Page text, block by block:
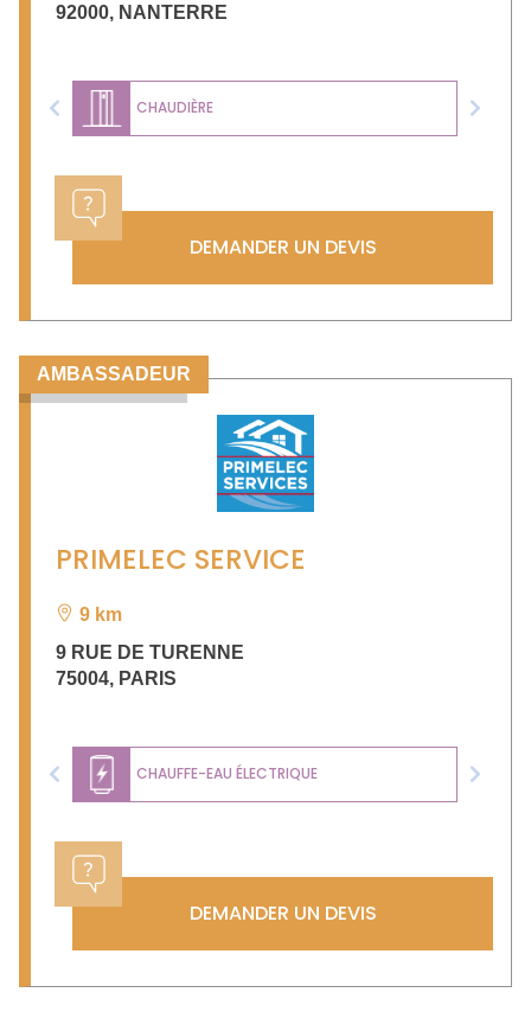
92000, NANTERRE
CHAUDIÈRE
Previous Next
DEMANDER UN DEVIS
AMBASSADEUR
PRIMELEC SERVICE
9 km
9 RUE DE TURENNE
75004, PARIS
CHAUFFE-EAU ÉLECTRIQUE
Previous Next
DEMANDER UN DEVIS